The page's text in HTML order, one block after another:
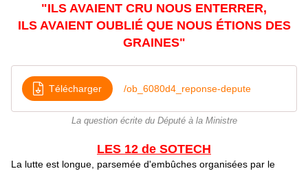
"ILS AVAIENT CRU NOUS ENTERRER,
ILS AVAIENT OUBLIÉ QUE NOUS ÉTIONS DES
GRAINES"
Télécharger /ob_6080d4_reponse-depute
La question écrite du Député à la Ministre
LES 12 de SOTECH
La lutte est longue, parsemée d'embûches organisées par le